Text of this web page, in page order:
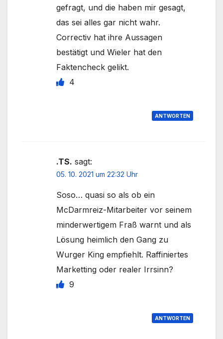
gefragt, und die haben mir gesagt,
das sei alles gar nicht wahr.
Correctiv hat ihre Aussagen
bestätigt und Wieler hat den
Faktencheck gelikt.
4
ANTWORTEN
.TS. sagt:
05. 10. 2021 um 22:32 Uhr
Soso… quasi so als ob ein
McDarmreiz-Mitarbeiter vor seinem
minderwertigem Fraß warnt und als
Lösung heimlich den Gang zu
Wurger King empfiehlt. Raffiniertes
Marketting oder realer Irrsinn?
9
ANTWORTEN